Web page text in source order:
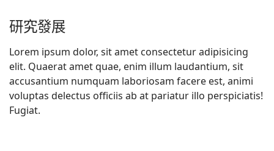
研究發展
Lorem ipsum dolor, sit amet consectetur adipisicing
elit. Quaerat amet quae, enim illum laudantium, sit
accusantium numquam laboriosam facere est, animi
voluptas delectus officiis ab at pariatur illo perspiciatis!
Fugiat.